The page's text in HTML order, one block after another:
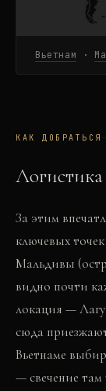
Вьетнам ·
КАК ДОБРАТЬСЯ
Логистика
За этим
ключевых
Мальдивы
видно почти
локация —
сюда
Вьетнаме
— свечение там